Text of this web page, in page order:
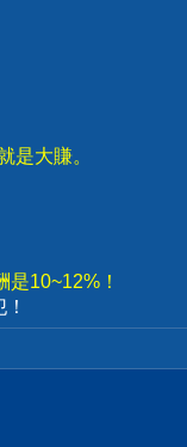
是大賺。
10~12%！